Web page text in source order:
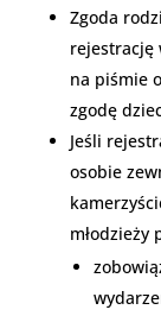
Zgoda
rejestrację
na piśmie
zgodę
Jeśli
osobie
młodzieży